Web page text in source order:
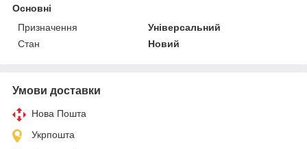
Основні
Призначення
Універсальний
Стан
Новий
Умови доставки
Нова Пошта
Укрпошта